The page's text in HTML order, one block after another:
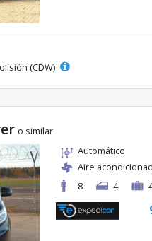
(CDW)
o similar
Automático
Aire
8
4